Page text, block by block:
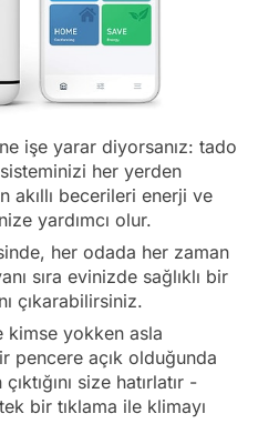
işe yarar diyorsanız: tado
her yerden
akıllı becerileri enerji ve
yardımcı olur.
her odada her zaman
sıra evinizde sağlıklı bir
çıkarabilirsiniz.
kimse yokken asla
pencere açık olduğunda
size hatırlatır -
bir tıklama ile klimayı